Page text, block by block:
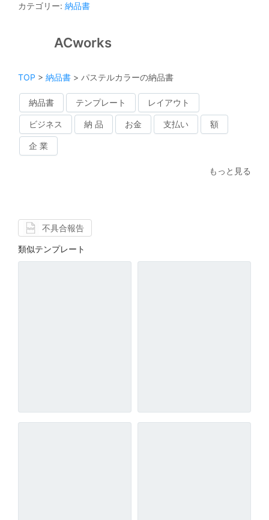
カテゴリー: 納品書
ACworks
TOP > 納品書 > パステルカラーの納品書
納品書 テンプレート レイアウト
ビジネス 納 品 お金 支払い 額
企 業
もっと見る
不具合報告
類似テンプレート